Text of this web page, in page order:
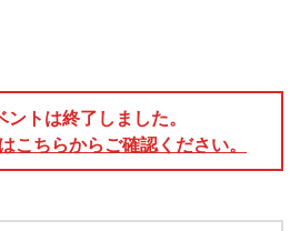
トは終了しました。
こちらからご確認ください。